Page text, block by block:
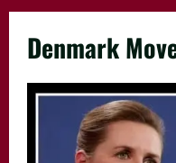
Denmark